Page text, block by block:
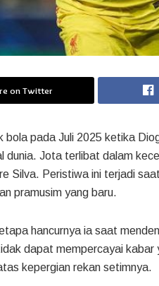
on Twitter
bola pada Juli 2025 ketika
dunia. Jota terlibat dalam
Silva. Peristiwa ini terjadi
pramusim yang baru.
hancurnya ia saat
dapat mempercayai
kepergian rekan setimnya.